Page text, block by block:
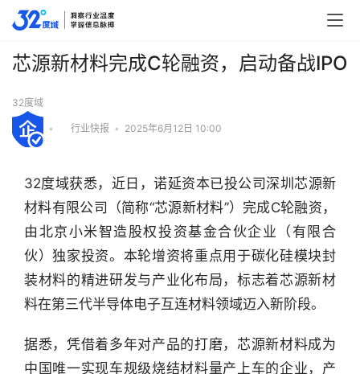
芯源新材料完成C轮融资，启动备战IPO
32度域
• 行业快报 • 2025年6月12日 10:00
32度域获悉，近日，诺延资本已投公司深圳芯源新
材料有限公司（简称“芯源新材料”）完成C轮融资，
由北京小米智造股权投资基金合伙企业（有限合
伙）独家投资。本轮增资将重点用于碳化硅模块封
装材料的精进研发与产业化布局，标志着芯源新材
料在第三代半导体电子互连材料领域迈入新阶段。
据悉，凭借着多年对产品的打磨，芯源新材料成为
中国唯一实现车规级烧结材料量产上车的企业，产